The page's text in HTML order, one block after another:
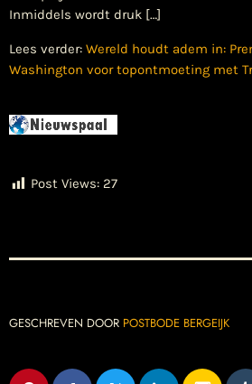
Inmiddels wordt druk […]
Lees verder: Wereld houdt adem in:
Washington voor topontmoeting met
Post Views: 27
GESCHREVEN DOOR POSTBODE BERGEIJK